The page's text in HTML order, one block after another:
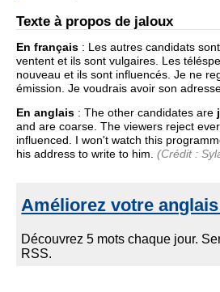
Texte à propos de jaloux
En français : Les autres candidats sont
ventent et ils sont vulgaires. Les
nouveau et ils sont influencés. Je ne
émission. Je voudrais avoir son
En anglais : The other candidates are
and are coarse. The viewers reject
influenced. I won't watch this
his address to write to him. (Crédit :